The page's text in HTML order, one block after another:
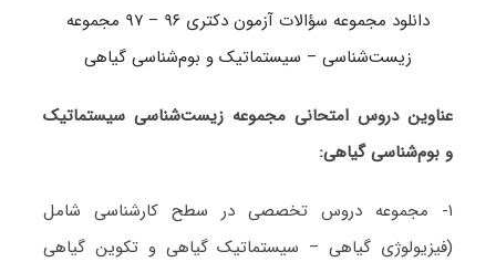
دانلود مجموعه سؤالات آزمون دکتری ۹۶ – ۹۷ مجموعه
زیست‌شناسی – سیستماتیک و بوم‌شناسی گیاهی
عناوین دروس امتحانی مجموعه زیست‌شناسی سیستماتیک
و بوم‌شناسی گیاهی:
۱- مجموعه دروس تخصصی در سطح کارشناسی شامل
(فیزیولوژی گیاهی – سیستماتیک گیاهی و تکوین گیاهی